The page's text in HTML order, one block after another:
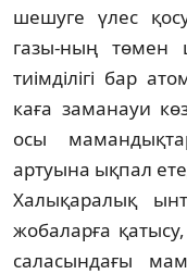
шешуге үлес
газы-ның төмен
тиім­ділігі бар
каға за­ма­науи
осы
артуына ықпал
Халықаралық
жобаларға
саласындағы